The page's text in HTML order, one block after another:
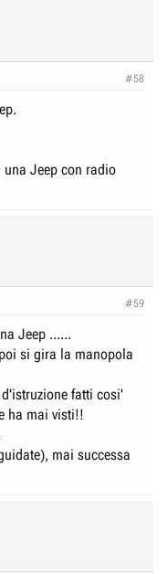
#58
Jeep con radio
#59
Jeep ......
si gira la manopola
fatti cosi'
ha mai visti!!
mai successa